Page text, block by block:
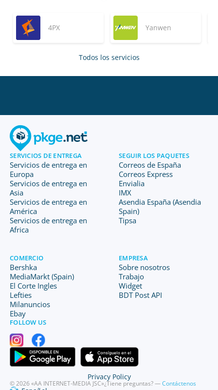
4PX Yanwen
Todos los servicios
SERVICIOS DE ENTREGA
Servicios de entrega en
Europa
Servicios de entrega en
Asia
Servicios de entrega en
América
Servicios de entrega en
Africa
SEGUIR LOS PAQUETES
Correos de España
Correos Express
Envialia
IMX
Asendia España (Asendia
Spain)
Tipsa
COMERCIO
Bershka
MediaMarkt (Spain)
El Corte Ingles
Lefties
Milanuncios
Ebay
EMPRESA
Sobre nosotros
Trabajo
Widget
BDT Post API
FOLLOW US
© 2026 «AA INTERNET-MEDIA JSC»¿Tiene preguntas? —Contáctenos
Privacy Policy